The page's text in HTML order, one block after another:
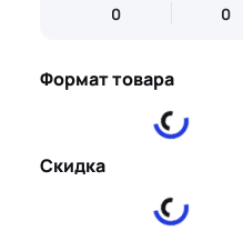
Формат товара
Скидка